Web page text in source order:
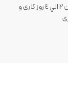
ارسال سفارش های تهران 1 الی 3 روز کاری و شهرستان ٢ الي ٤ روز کاری و